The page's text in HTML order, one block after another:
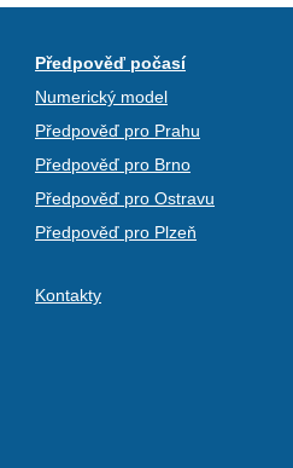
Předpověď počasí
Numerický model
Předpověď pro Prahu
Předpověď pro Brno
Předpověď pro Ostravu
Předpověď pro Plzeň
Kontakty